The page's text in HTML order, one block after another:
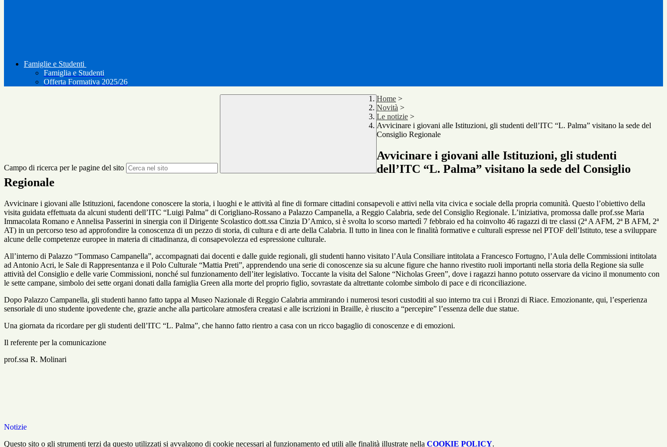
Famiglie e Studenti
Famiglia e Studenti
Offerta Formativa 2025/26
Campo di ricerca per le pagine del sito
Home >
Novità >
Le notizie >
Avvicinare i giovani alle Istituzioni, gli studenti dell’ITC “L. Palma” visitano la sede del
Consiglio Regionale
Avvicinare i giovani alle Istituzioni, gli studenti
dell’ITC “L. Palma” visitano la sede del Consiglio
Regionale
Avvicinare i giovani alle Istituzioni, facendone conoscere la storia, i luoghi e le attività al fine di formare cittadini consapevoli e attivi nella vita civica e sociale della propria comunità. Questo l’obiettivo della
visita guidata effettuata da alcuni studenti dell’ITC “Luigi Palma” di Corigliano-Rossano a Palazzo Campanella, a Reggio Calabria, sede del Consiglio Regionale. L’iniziativa, promossa dalle prof.sse Maria
Immacolata Romano e Annelisa Passerini in sinergia con il Dirigente Scolastico dott.ssa Cinzia D’Amico, si è svolta lo scorso martedì 7 febbraio ed ha coinvolto 46 ragazzi di tre classi (2ª A AFM, 2ª B AFM, 2ª
AT) in un percorso teso ad approfondire la conoscenza di un pezzo di storia, di cultura e di arte della Calabria. Il tutto in linea con le finalità formative e culturali espresse nel PTOF dell’Istituto, tese a sviluppare
alcune delle competenze europee in materia di cittadinanza, di consapevolezza ed espressione culturale.
All’interno di Palazzo “Tommaso Campanella”, accompagnati dai docenti e dalle guide regionali, gli studenti hanno visitato l’Aula Consiliare intitolata a Francesco Fortugno, l’Aula delle Commissioni intitolata
ad Antonio Acri, le Sale di Rappresentanza e il Polo Culturale “Mattia Preti”, apprendendo una serie di conoscenze sia su alcune figure che hanno rivestito ruoli importanti nella storia della Regione sia sulle
attività del Consiglio e delle varie Commissioni, nonché sul funzionamento dell’iter legislativo. Toccante la visita del Salone “Nicholas Green”, dove i ragazzi hanno potuto osservare da vicino il monumento con
le sette campane, simbolo dei sette organi donati dalla famiglia Green alla morte del proprio figlio, sovrastate da altrettante colombe simbolo di pace e di riconciliazione.
Dopo Palazzo Campanella, gli studenti hanno fatto tappa al Museo Nazionale di Reggio Calabria ammirando i numerosi tesori custoditi al suo interno tra cui i Bronzi di Riace. Emozionante, qui, l’esperienza
sensoriale di uno studente ipovedente che, grazie anche alla particolare atmosfera creatasi e alle iscrizioni in Braille, è riuscito a “percepire” l’essenza delle due statue.
Una giornata da ricordare per gli studenti dell’ITC “L. Palma”, che hanno fatto rientro a casa con un ricco bagaglio di conoscenze e di emozioni.
Il referente per la comunicazione
prof.ssa R. Molinari
Notizie
Questo sito o gli strumenti terzi da questo utilizzati si avvalgono di cookie necessari al funzionamento ed utili alle finalità illustrate nella COOKIE POLICY.